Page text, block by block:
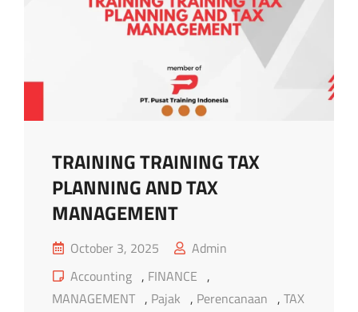
TRAINING TRAINING TAX
PLANNING AND TAX
MANAGEMENT
Posted
on
October 3, 2025
Admin
Cat
Links
Accounting , FINANCE ,
MANAGEMENT , Pajak , Perencanaan , TAX